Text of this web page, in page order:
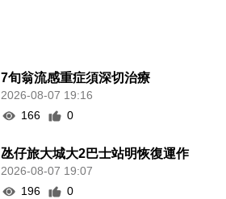
7旬翁流感重症須深切治療
2026-08-07 19:16
166
0
氹仔旅大城大2巴士站明恢復運作
2026-08-07 19:07
196
0